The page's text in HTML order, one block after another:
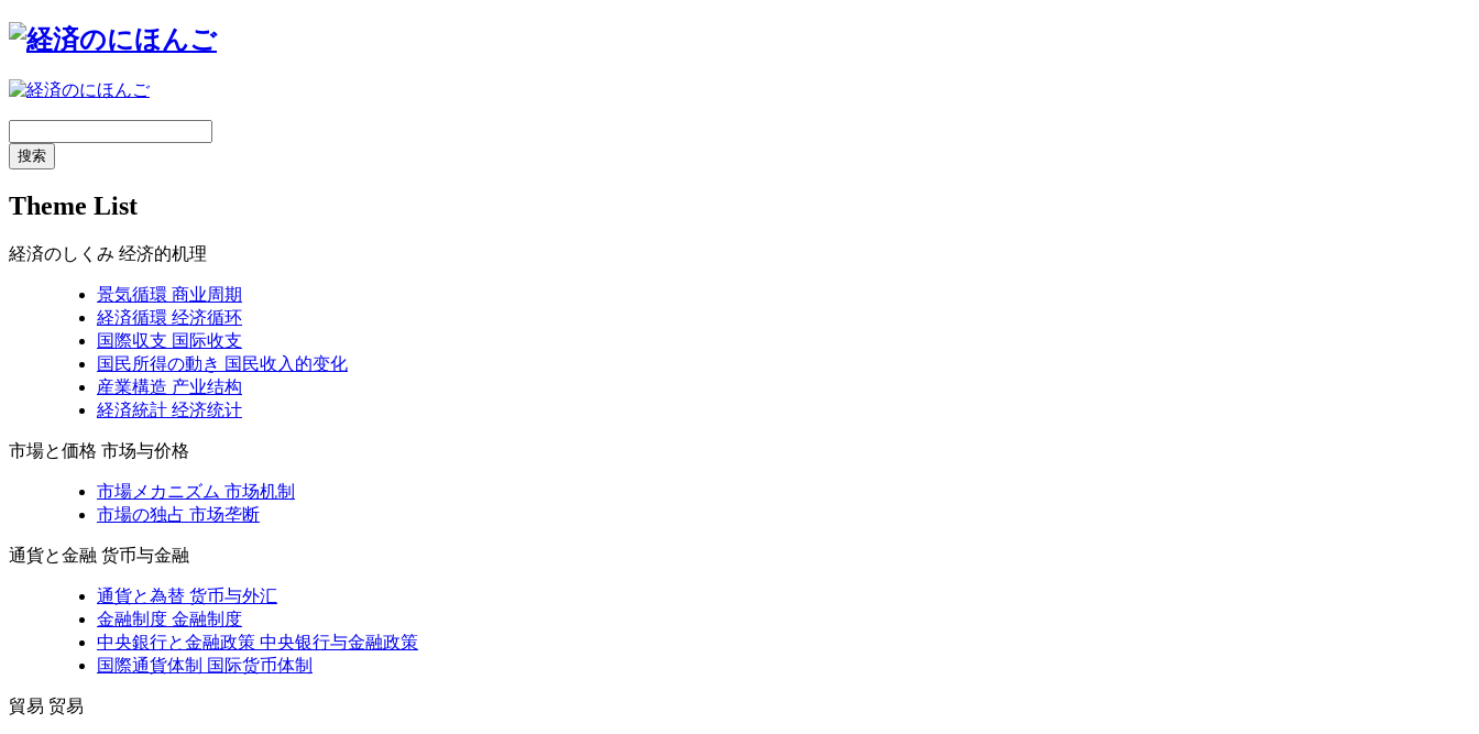
搜索
Theme List
経済のしくみ 经济的机理
景気循環 商业周期
経済循環 经济循环
国際収支 国际收支
国民所得の動き 国民收入的变化
産業構造 产业结构
経済統計 经济统计
市場と価格 市场与价格
市場メカニズム 市场机制
市場の独占 市场垄断
通貨と金融 货币与金融
通貨と為替 货币与外汇
金融制度 金融制度
中央銀行と金融政策 中央银行与金融政策
国際通貨体制 国际货币体制
貿易 贸易